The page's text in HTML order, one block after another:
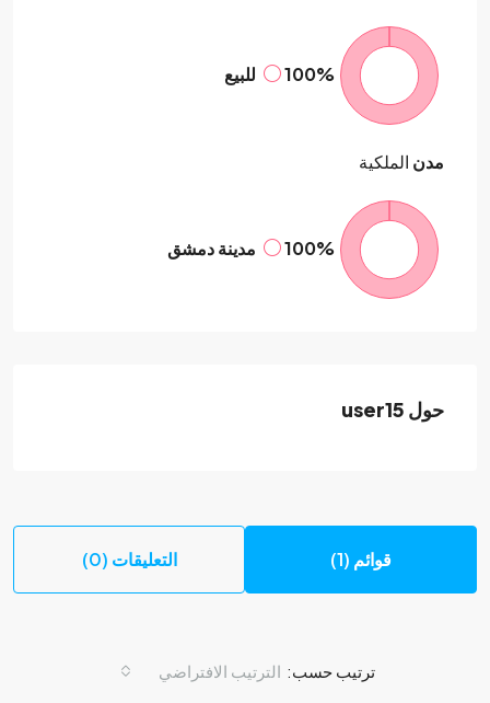
100% للبيع
مدن الملكية
100% مدينة دمشق
حول user15
قوائم (1) التعليقات (0)
ترتيب حسب: الترتيب الافتراضي